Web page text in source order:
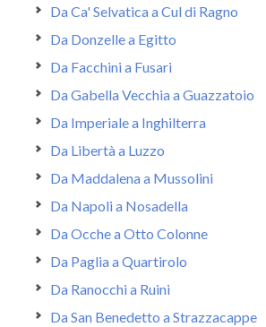
Da Ca' Selvatica a Cul di Ragno
Da Donzelle a Egitto
Da Facchini a Fusari
Da Gabella Vecchia a Guazzatoio
Da Imperiale a Inghilterra
Da Libertà a Luzzo
Da Maddalena a Mussolini
Da Napoli a Nosadella
Da Ocche a Otto Colonne
Da Paglia a Quartirolo
Da Ranocchi a Ruini
Da San Benedetto a Strazzacappe